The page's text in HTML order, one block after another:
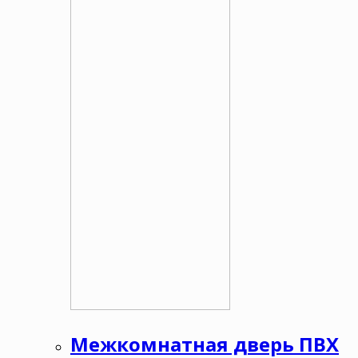
Межкомнатная дверь ПВХ